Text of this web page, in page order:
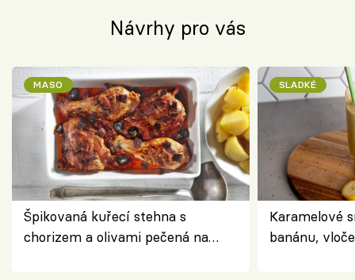
Návrhy pro vás
MASO
Špikovaná kuřecí stehna s
chorizem a olivami pečená na
SLADKÉ
Karamelové
banánu,